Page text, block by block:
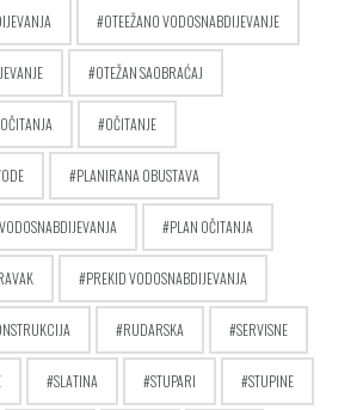
OTEEŽANO VODOSNABDIJEVANJE
OTEŽAN SAOBRAĆAJ
OČITANJA OČITANJE
PLANIRANA OBUSTAVA
PLAN OČITANJA
PREKID VODOSNABDIJEVANJA
RUDARSKA SERVISNE
SLATINA STUPARI STUPINE